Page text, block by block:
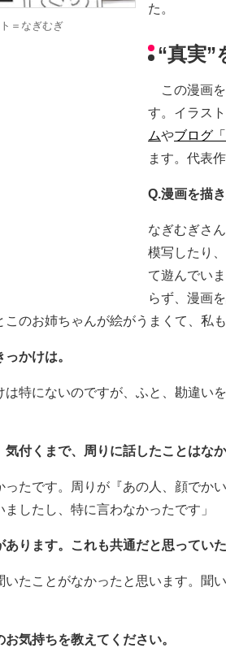
＝なぎむぎ
た。
“真実
この漫画を
す。イラス
ムやブログ
ます。代表
Q.漫画を描
なぎむぎさ
模写したり
て遊んでい
らず、漫画
のお姉ちゃんが絵がうまくて、私
かけは。
は特にないのですが、ふと、勘違い
付くまで、周りに話したことはなか
ったです。周りが『あの人、顔でか
したし、特に言わなかったです」
ります。これも共通だと思っていた
いたことがなかったと思います。聞
気持ちを教えてください。